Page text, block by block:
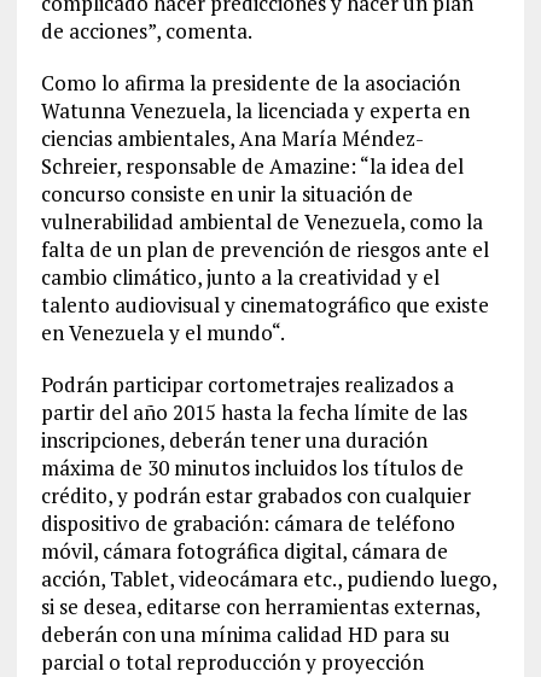
de acciones”, comenta.
Como lo afirma la presidente de la asociación
Watunna Venezuela, la licenciada y experta en
ciencias ambientales, Ana María Méndez-
Schreier, responsable de Amazine: “la idea del
concurso consiste en unir la situación de
vulnerabilidad ambiental de Venezuela, como la
falta de un plan de prevención de riesgos ante el
cambio climático, junto a la creatividad y el
talento audiovisual y cinematográfico que existe
en Venezuela y el mundo“.
Podrán participar cortometrajes realizados a
partir del año 2015 hasta la fecha límite de las
inscripciones, deberán tener una duración
máxima de 30 minutos incluidos los títulos de
crédito, y podrán estar grabados con cualquier
dispositivo de grabación: cámara de teléfono
móvil, cámara fotográfica digital, cámara de
acción, Tablet, videocámara etc., pudiendo luego,
si se desea, editarse con herramientas externas,
deberán con una mínima calidad HD para su
parcial o total reproducción y proyección